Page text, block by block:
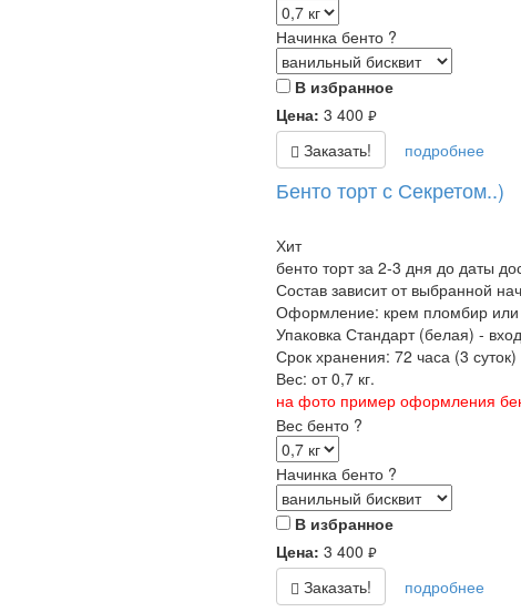
Начинка бенто ?
В избранное
Цена: 3 400 руб.
Заказать! подробнее
Бенто торт с Секретом..)
Хит
бенто торт за 2-3 дня до даты
Состав зависит от выбранной
Оформление: крем пломбир или
Упаковка Стандарт (белая) -
Срок хранения: 72 часа (3
Вес: от 0,7 кг.
на фото пример оформления
Вес бенто ?
Начинка бенто ?
В избранное
Цена: 3 400 руб.
Заказать! подробнее